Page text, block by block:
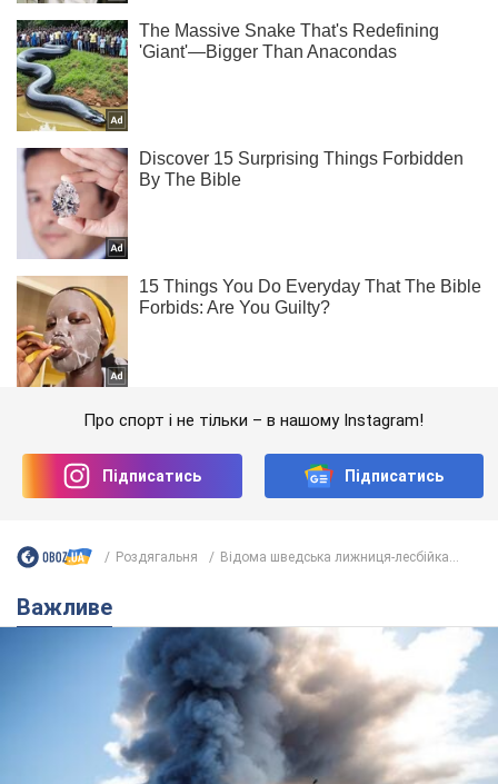
Про спорт і не тільки – в нашому Instagram!
Підписатись Підписатись
Роздягальня Відома шведська лижниця-лесбійка...
Важливе